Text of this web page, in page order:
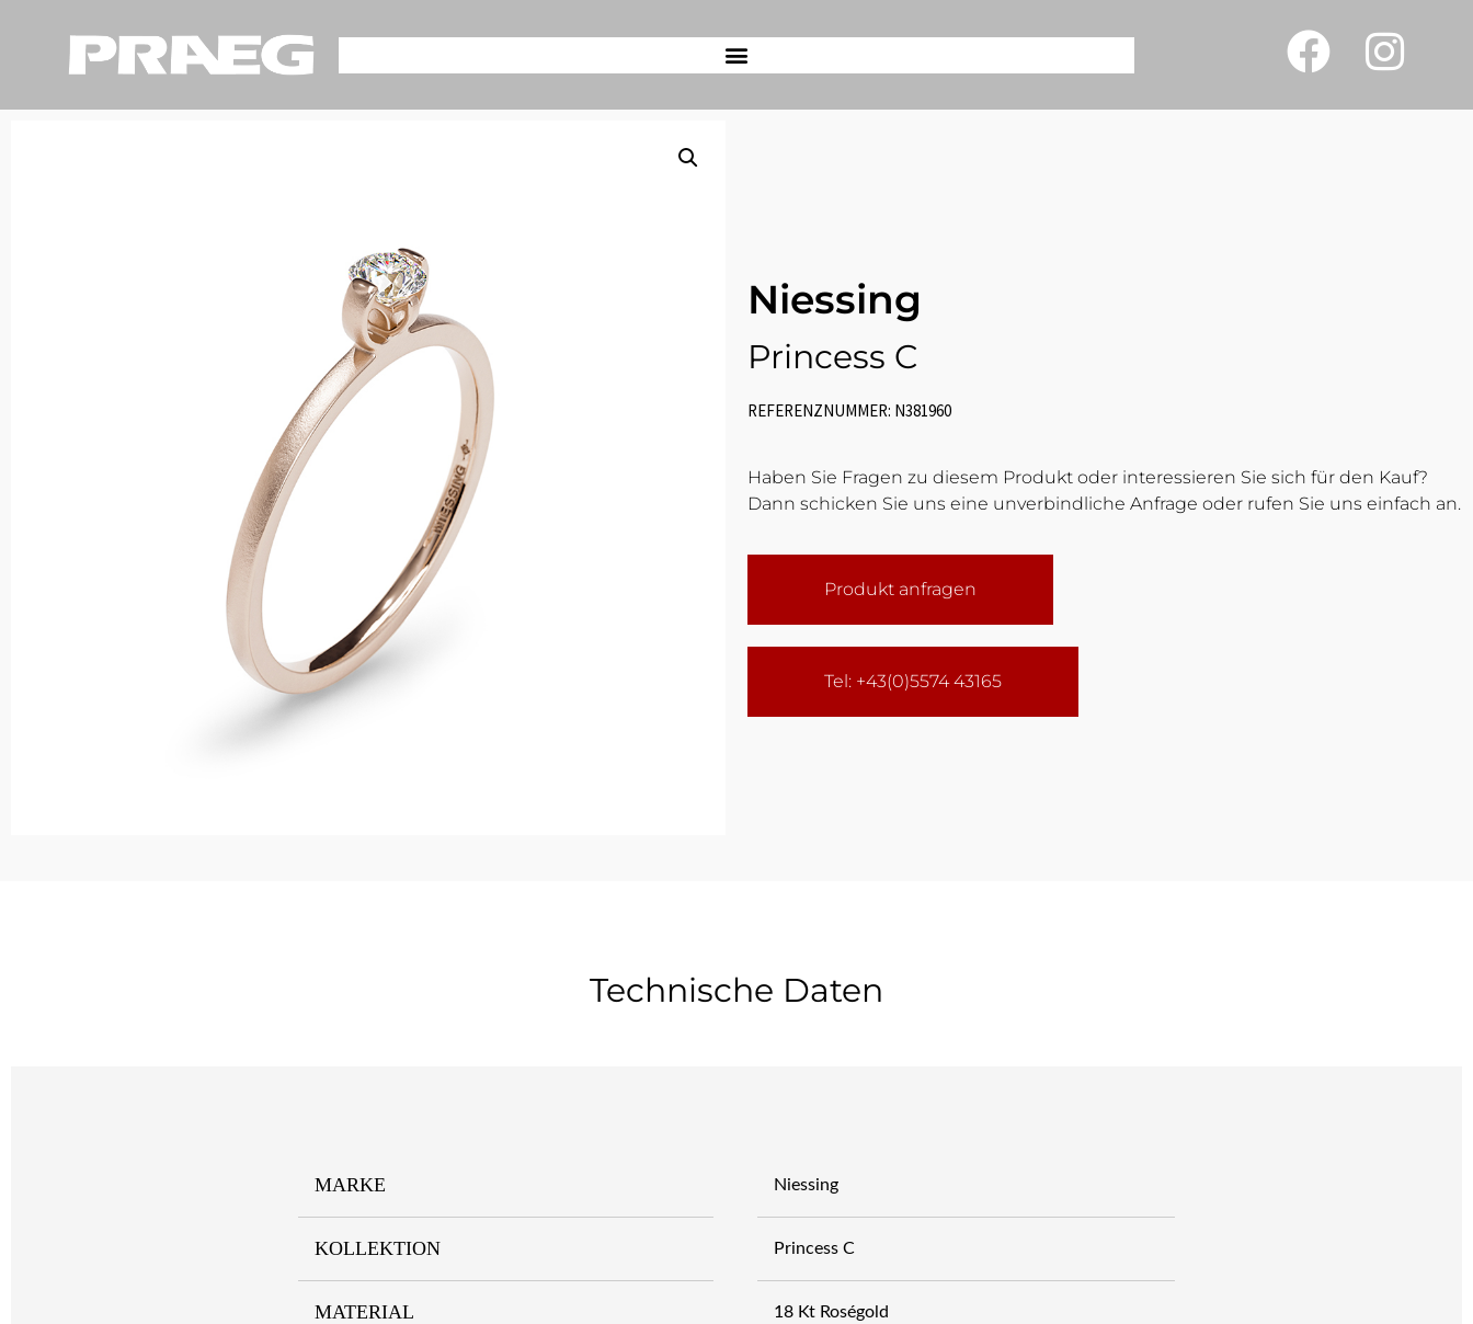
Niessing
Princess C
REFERENZNUMMER: N381960
Haben Sie Fragen zu diesem Produkt oder interessieren Sie sich für den Kauf?
Dann schicken Sie uns eine unverbindliche Anfrage oder rufen Sie uns einfach an.
Produkt anfragen
Tel: +43(0)5574 43165
Technische Daten
MARKE Niessing
KOLLEKTION Princess C
MATERIAL 18 Kt Roségold